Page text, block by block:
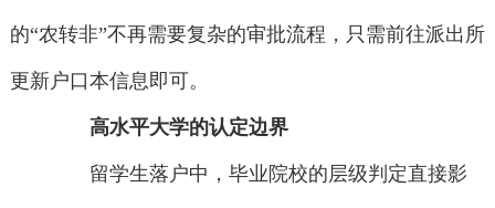
的“农转非”不再需要复杂的审批流程，只需前往派出所
更新户口本信息即可。
高水平大学的认定边界
留学生落户中，毕业院校的层级判定直接影